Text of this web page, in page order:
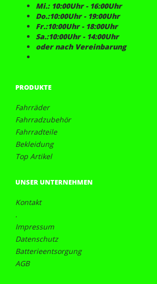
Mi.: 10:00Uhr - 16:00Uhr
Do.:10:00Uhr - 19:00Uhr
Fr.:10:00Uhr - 18:00Uhr
Sa.:10:00Uhr - 14:00Uhr
oder nach Vereinbarung
PRODUKTE
Fahrräder
Fahrradzubehör
Fahrradteile
Bekleidung
Top Artikel
UNSER UNTERNEHMEN
Kontakt
.
Impressum
Datenschutz
Batterieentsorgung
AGB